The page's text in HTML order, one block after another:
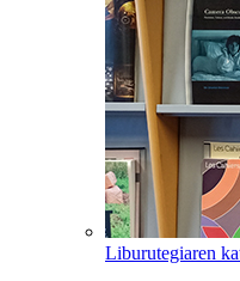
Liburutegiaren